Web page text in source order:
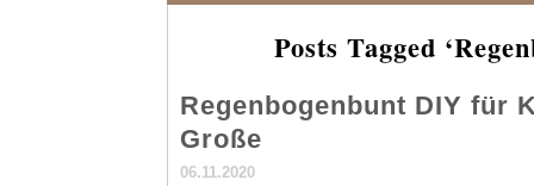
Posts Tagged
Regenbogenbunt DIY für
Große
06.11.2020